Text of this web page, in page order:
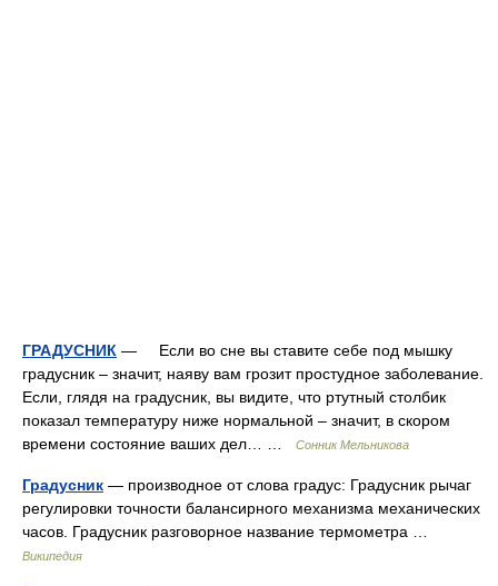
ГРАДУСНИК — Если во сне вы ставите себе под мышку
градусник – значит, наяву вам грозит простудное заболевание.
Если, глядя на градусник, вы видите, что ртутный столбик
показал температуру ниже нормальной – значит, в скором
времени состояние ваших дел… …
Сонник Мельникова
Градусник — производное от слова градус: Градусник рычаг
регулировки точности балансирного механизма механических
часов. Градусник разговорное название термометра …
Википедия